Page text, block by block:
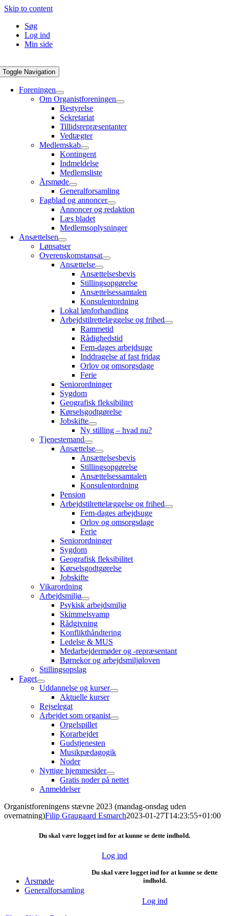
Skip to content
Søg
Log ind
Min side
Toggle Navigation
Foreningen
Om Organistforeningen
Bestyrelse
Sekretariat
Tillidsrepræsentanter
Vedtægter
Medlemskab
Kontingent
Indmeldelse
Medlemsliste
Årsmøde
Generalforsamling
Fagblad og annoncer
Annoncer og redaktion
Læs bladet
Medlemsoplysninger
Ansættelsen
Lønsatser
Overenskomstansat
Ansættelse
Ansættelsesbevis
Stillingsopgørelse
Ansættelsessamtalen
Konsulentordning
Lokal lønforhandling
Arbejdstilrettelæggelse og frihed
Rammetid
Rådighedstid
Fem-dages arbejdsuge
Inddragelse af fast fridag
Orlov og omsorgsdage
Ferie
Seniorordninger
Sygdom
Geografisk fleksibilitet
Kørselsgodtgørelse
Jobskifte
Ny stilling – hvad nu?
Tjenestemand
Ansættelse
Ansættelsesbevis
Stillingsopgørelse
Ansættelsessamtalen
Konsulentordning
Pension
Arbejdstilrettelæggelse og frihed
Fem-dages arbejdsuge
Orlov og omsorgsdage
Ferie
Seniorordninger
Sygdom
Geografisk fleksibilitet
Kørselsgodtgørelse
Jobskifte
Vikarordning
Arbejdsmiljø
Psykisk arbejdsmiljø
Skimmelsvamp
Rådgivning
Konflikthåndtering
Ledelse & MUS
Medarbejdermøder og -repræsentant
Børnekor og arbejdsmiljøloven
Stillingsopslag
Faget
Uddannelse og kurser
Aktuelle kurser
Rejselegat
Arbejdet som organist
Orgelspillet
Korarbejdet
Gudstjenesten
Musikpædagogik
Noder
Nyttige hjemmesider
Gratis noder på nettet
Anmeldelser
Organistforeningens stævne 2023 (mandag-onsdag uden
overnatning)Filip Graugaard Esmarch2023-01-27T14:23:55+01:00
Du skal være logget ind for at kunne se dette indhold.
Log ind
Årsmøde
Generalforsamling
Du skal være logget ind for at kunne se dette
indhold.
Log ind